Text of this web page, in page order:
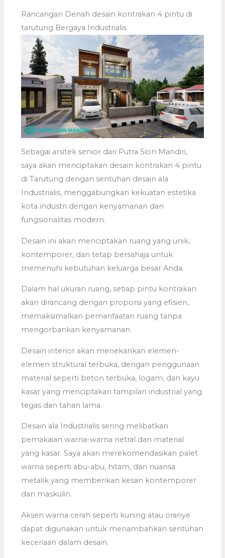
Rancangan Denah desain kontrakan 4 pintu di
tarutung Bergaya Industrialis
Sebagai arsitek senior dari Putra Sion Mandiri,
saya akan menciptakan desain kontrakan 4 pintu
di Tarutung dengan sentuhan desain ala
Industrialis, menggabungkan kekuatan estetika
kota industri dengan kenyamanan dan
fungsionalitas modern.
Desain ini akan menciptakan ruang yang unik,
kontemporer, dan tetap bersahaja untuk
memenuhi kebutuhan keluarga besar Anda.
Dalam hal ukuran ruang, setiap pintu kontrakan
akan dirancang dengan proporsi yang efisien,
memaksimalkan pemanfaatan ruang tanpa
mengorbankan kenyamanan.
Desain interior akan menekankan elemen-
elemen struktural terbuka, dengan penggunaan
material seperti beton terbuka, logam, dan kayu
kasar yang menciptakan tampilan industrial yang
tegas dan tahan lama.
Desain ala Industrialis sering melibatkan
pemakaian warna-warna netral dan material
yang kasar. Saya akan merekomendasikan palet
warna seperti abu-abu, hitam, dan nuansa
metalik yang memberikan kesan kontemporer
dan maskulin.
Aksen warna cerah seperti kuning atau oranye
dapat digunakan untuk menambahkan sentuhan
keceriaan dalam desain.